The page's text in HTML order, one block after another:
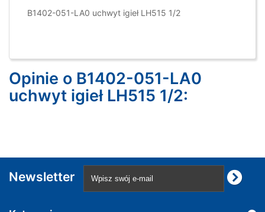
B1402-051-LA0 uchwyt igieł LH515 1/2
Opinie o B1402-051-LA0
uchwyt igieł LH515 1/2:
Newsletter